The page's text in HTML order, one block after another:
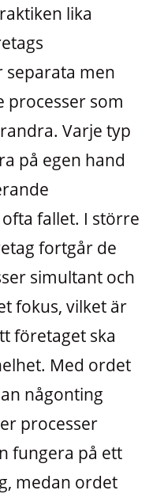
lika
separata men
processer som
Varje typ
på egen hand
fallet. I större
fortgår de
simultant och
fokus, vilket är
företaget ska
Med ordet
någonting
processer
fungera på ett
medan ordet